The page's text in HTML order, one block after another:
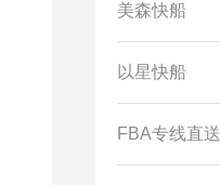
美森快船
以星快船
FBA专线直送